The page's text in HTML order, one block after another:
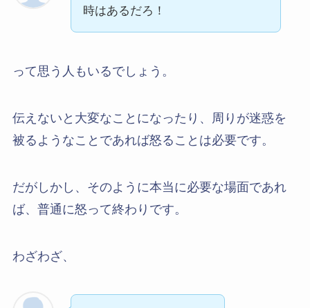
時はあるだろ！
って思う人もいるでしょう。
伝えないと大変なことになったり、周りが迷惑を
被るようなことであれば怒ることは必要です。
だがしかし、そのように本当に必要な場面であれ
ば、普通に怒って終わりです。
わざわざ、